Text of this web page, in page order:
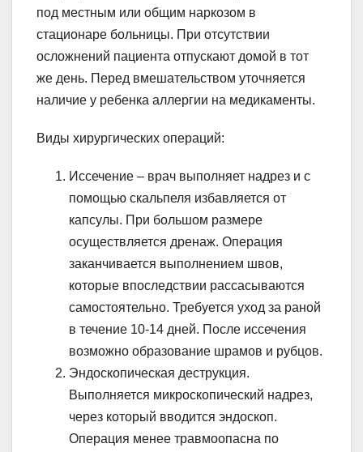
под местным или общим наркозом в
стационаре больницы. При отсутствии
осложнений пациента отпускают домой в тот
же день. Перед вмешательством уточняется
наличие у ребенка аллергии на медикаменты.
Виды хирургических операций:
Иссечение – врач выполняет надрез и с
помощью скальпеля избавляется от
капсулы. При большом размере
осуществляется дренаж. Операция
заканчивается выполнением швов,
которые впоследствии рассасываются
самостоятельно. Требуется уход за раной
в течение 10-14 дней. После иссечения
возможно образование шрамов и рубцов.
Эндоскопическая деструкция.
Выполняется микроскопический надрез,
через который вводится эндоскоп.
Операция менее травмоопасна по